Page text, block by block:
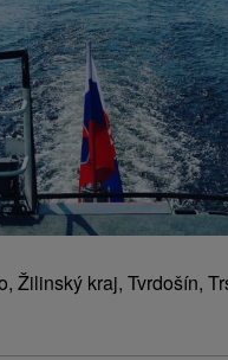
Žilinský kraj, Tvrdošín,